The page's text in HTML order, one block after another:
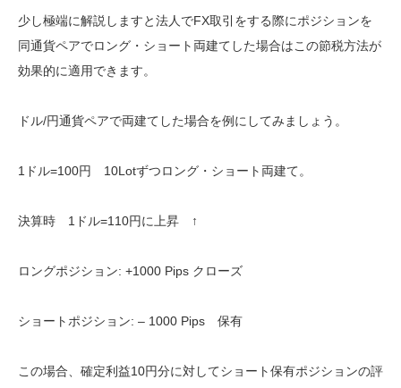
少し極端に解説しますと法人でFX取引をする際にポジションを
同通貨ペアでロング・ショート両建てした場合はこの節税方法が
効果的に適用できます。
ドル/円通貨ペアで両建てした場合を例にしてみましょう。
1ドル=100円 10Lotずつロング・ショート両建て。
決算時 1ドル=110円に上昇 ↑
ロングポジション: +1000 Pips クローズ
ショートポジション: – 1000 Pips 保有
この場合、確定利益10円分に対してショート保有ポジションの評